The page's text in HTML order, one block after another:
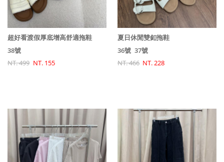
超好看渡假厚底增高舒適拖鞋
38號
NT. 499 NT. 155
夏日休閒雙釦拖鞋
36號 37號
NT. 466 NT. 228